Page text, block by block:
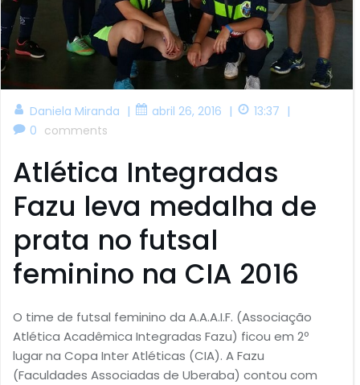
Daniela Miranda | abril 26, 2016 | 13:37 |
0 comments
Atlética Integradas
Fazu leva medalha de
prata no futsal
feminino na CIA 2016
O time de futsal feminino da A.A.A.I.F. (Associação
Atlética Acadêmica Integradas Fazu) ficou em 2º
lugar na Copa Inter Atléticas (CIA). A Fazu
(Faculdades Associadas de Uberaba) contou com